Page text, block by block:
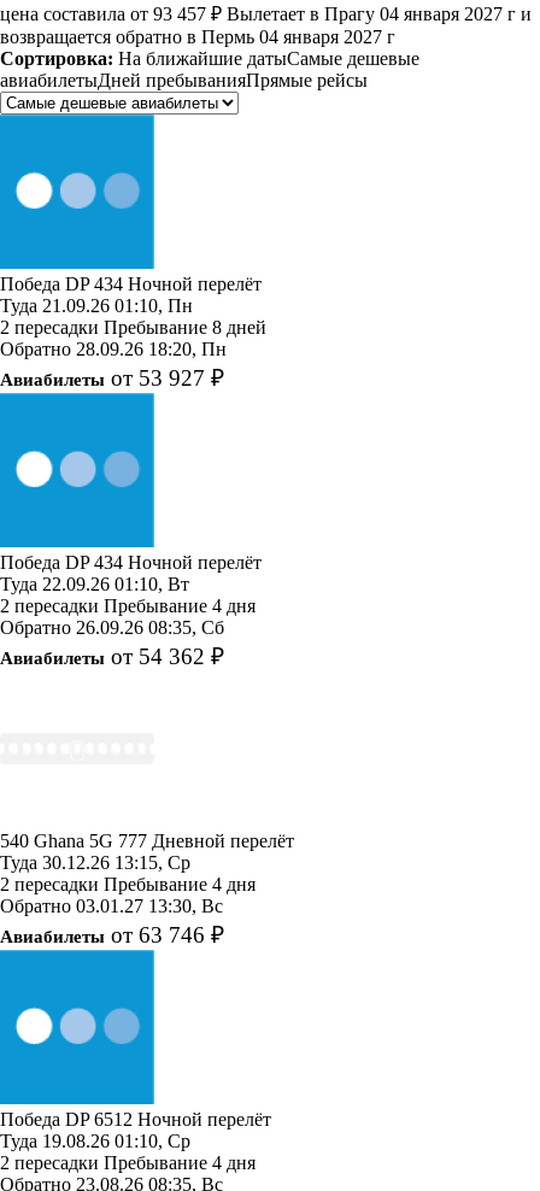
цена составила от 93 457 ₽ Вылетает в Прагу 04 января 2027 г и
возвращается обратно в Пермь 04 января 2027 г
Сортировка: На ближайшие датыСамые дешевые
авиабилетыДней пребыванияПрямые рейсы
Победа DP 434 Ночной перелёт
Туда 21.09.26 01:10, Пн
2 пересадки Пребывание 8 дней
Обратно 28.09.26 18:20, Пн
Авиабилеты от 53 927 ₽
Победа DP 434 Ночной перелёт
Туда 22.09.26 01:10, Вт
2 пересадки Пребывание 4 дня
Обратно 26.09.26 08:35, Сб
Авиабилеты от 54 362 ₽
540 Ghana 5G 777 Дневной перелёт
Туда 30.12.26 13:15, Ср
2 пересадки Пребывание 4 дня
Обратно 03.01.27 13:30, Вс
Авиабилеты от 63 746 ₽
Победа DP 6512 Ночной перелёт
Туда 19.08.26 01:10, Ср
2 пересадки Пребывание 4 дня
Обратно 23.08.26 08:35, Вс